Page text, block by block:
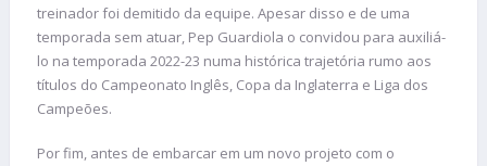
treinador foi demitido da equipe. Apesar disso e de uma
temporada sem atuar, Pep Guardiola o convidou para auxiliá-
lo na temporada 2022-23 numa histórica trajetória rumo aos
títulos do Campeonato Inglês, Copa da Inglaterra e Liga dos
Campeões.
Por fim, antes de embarcar em um novo projeto com o